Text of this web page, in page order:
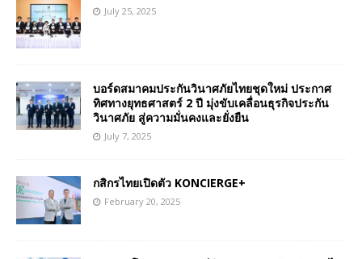
July 25, 2025
บอร์ดสมาคมประกันวินาศภัยไทยชุดใหม่ ประกาศ
ทิศทางยุทธศาสตร์ 2 ปี มุ่งขับเคลื่อนธุรกิจประกัน
วินาศภัย สู่ความมั่นคงและยั่งยืน
July 7, 2025
กสิกรไทยเปิดตัว KONCIERGE+
February 20, 2025